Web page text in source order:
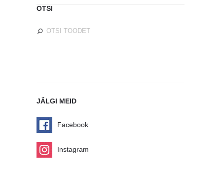
OTSI
JÄLGI MEID
Facebook
Instagram